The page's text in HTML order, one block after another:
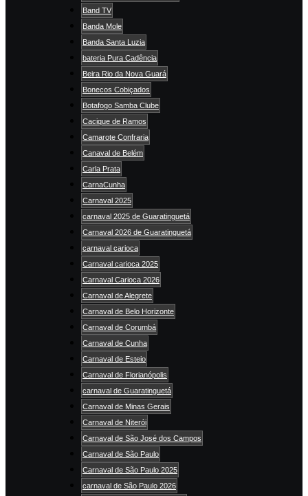
Band TV
Banda Mole
Banda Santa Luzia
bateria Pura Cadência
Beira Rio da Nova Guará
Bonecos Cobiçados
Botafogo Samba Clube
Cacique de Ramos
Camarote Confraria
Canaval de Belém
Carla Prata
CarnaCunha
Carnaval 2025
carnaval 2025 de Guaratinguetá
Carnaval 2026 de Guaratinguetá
carnaval carioca
Carnaval carioca 2025
Carnaval Carioca 2026
Carnaval de Alegrete
Carnaval de Belo Horizonte
Carnaval de Corumbá
Carnaval de Cunha
Carnaval de Esteio
Carnaval de Florianópolis
carnaval de Guaratinguetá
Carnaval de Minas Gerais
Carnaval de Niterói
Carnaval de São José dos Campos
Carnaval de São Paulo
Carnaval de São Paulo 2025
carnaval de São Paulo 2026